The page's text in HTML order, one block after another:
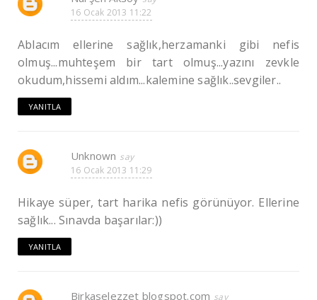
16 Ocak 2013 11:22
Ablacım ellerine sağlık,herzamanki gibi nefis
olmuş...muhteşem bir tart olmuş...yazını zevkle
okudum,hissemi aldım...kalemine sağlık..sevgiler..
YANITLA
Unknown
16 Ocak 2013 11:29
Hikaye süper, tart harika nefis görünüyor. Ellerine
sağlık... Sınavda başarılar:))
YANITLA
Birkaselezzet blogspot.com